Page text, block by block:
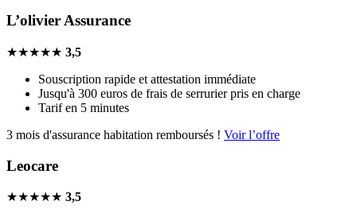
L’olivier Assurance
★★★★★ 3,5
Souscription rapide et attestation immédiate
Jusqu'à 300 euros de frais de serrurier pris en charge
Tarif en 5 minutes
3 mois d'assurance habitation remboursés ! Voir l’offre
Leocare
★★★★★ 3,5